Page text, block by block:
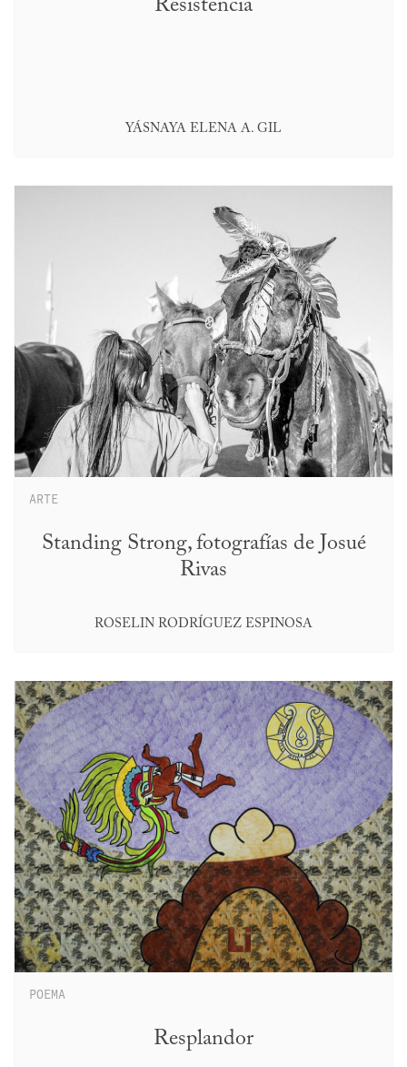
Resistencia
YÁSNAYA ELENA A. GIL
ARTE
Standing Strong, fotografías de Josué
Rivas
ROSELIN RODRÍGUEZ ESPINOSA
POEMA
Resplandor